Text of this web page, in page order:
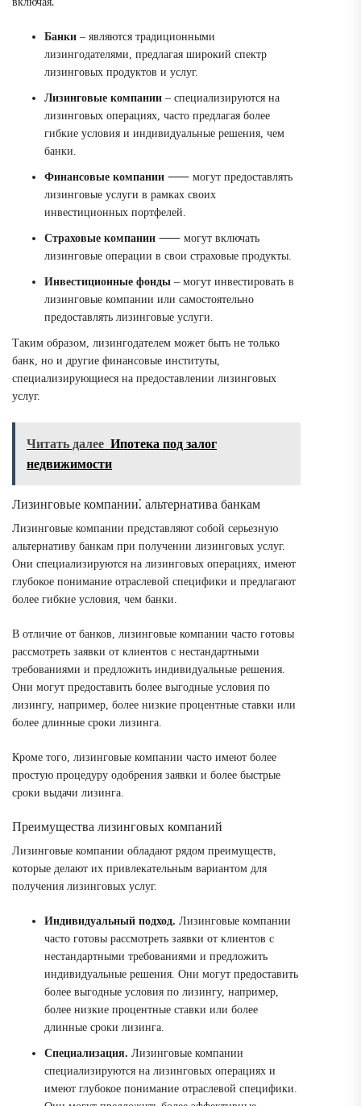
Банки ‒ являются традиционными
лизингодателями, предлагая широкий спектр
лизинговых продуктов и услуг.
Лизинговые компании ‒ специализируются на
лизинговых операциях, часто предлагая более
гибкие условия и индивидуальные решения, чем
банки.
Финансовые компании ⸺ могут предоставлять
лизинговые услуги в рамках своих
инвестиционных портфелей.
Страховые компании ⸺ могут включать
лизинговые операции в свои страховые продукты.
Инвестиционные фонды ‒ могут инвестировать в
лизинговые компании или самостоятельно
предоставлять лизинговые услуги.
Таким образом, лизингодателем может быть не только
банк, но и другие финансовые институты,
специализирующиеся на предоставлении лизинговых
услуг.
Читать далее Ипотека под залог
недвижимости
Лизинговые компании⁚ альтернатива банкам
Лизинговые компании представляют собой серьезную
альтернативу банкам при получении лизинговых услуг.
Они специализируются на лизинговых операциях, имеют
глубокое понимание отраслевой специфики и предлагают
более гибкие условия, чем банки.
В отличие от банков, лизинговые компании часто готовы
рассмотреть заявки от клиентов с нестандартными
требованиями и предложить индивидуальные решения.
Они могут предоставить более выгодные условия по
лизингу, например, более низкие процентные ставки или
более длинные сроки лизинга.
Кроме того, лизинговые компании часто имеют более
простую процедуру одобрения заявки и более быстрые
сроки выдачи лизинга.
Преимущества лизинговых компаний
Лизинговые компании обладают рядом преимуществ,
которые делают их привлекательным вариантом для
получения лизинговых услуг.
Индивидуальный подход. Лизинговые компании
часто готовы рассмотреть заявки от клиентов с
нестандартными требованиями и предложить
индивидуальные решения. Они могут предоставить
более выгодные условия по лизингу, например,
более низкие процентные ставки или более
длинные сроки лизинга.
Специализация. Лизинговые компании
специализируются на лизинговых операциях и
имеют глубокое понимание отраслевой специфики.